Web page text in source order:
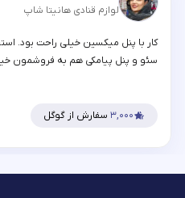
لوازم قنادی هانیتا شاپ
کار با پنل میکسین خیلی راحت بود.
سئو و پنل پیامکی هم به فروشمون
۳,۰۰۰ سفارش از گوگل